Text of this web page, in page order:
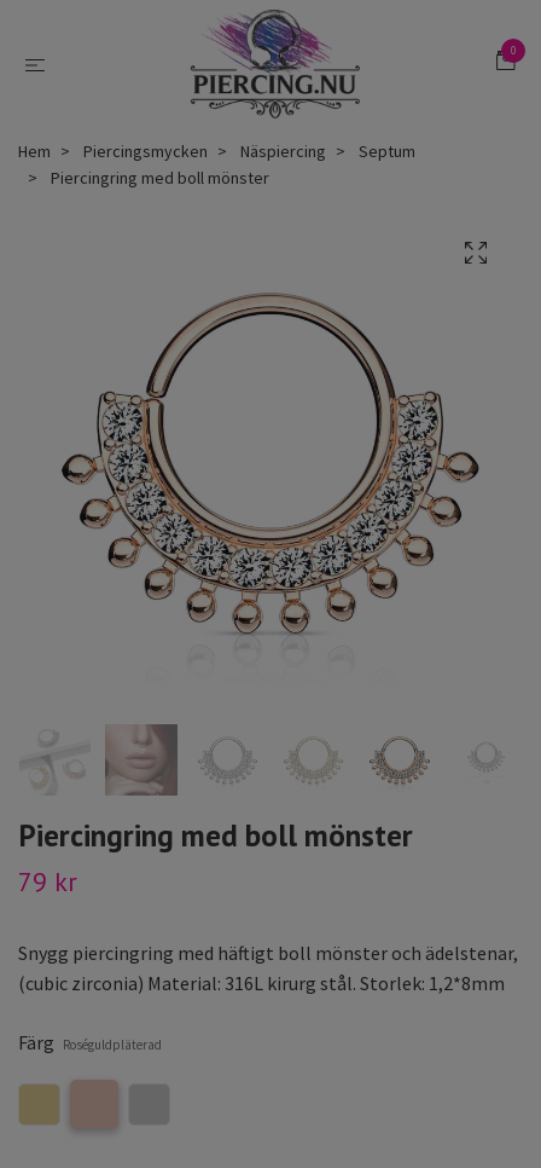
0
Hem Piercingsmycken Näspiercing
Septum
Piercingring med boll mönster
Piercingring med boll mönster
79 kr
Snygg piercingring med häftigt boll mönster och ädelstenar,
(cubic zirconia) Material: 316L kirurg stål. Storlek: 1,2*8mm
Färg Roséguldpläterad